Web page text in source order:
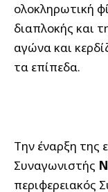
ολοκληρωτική
διαπλοκής και
αγώνα και
τα επίπεδα.
Την έναρξη της
Συναγωνιστής
περιφερειακός